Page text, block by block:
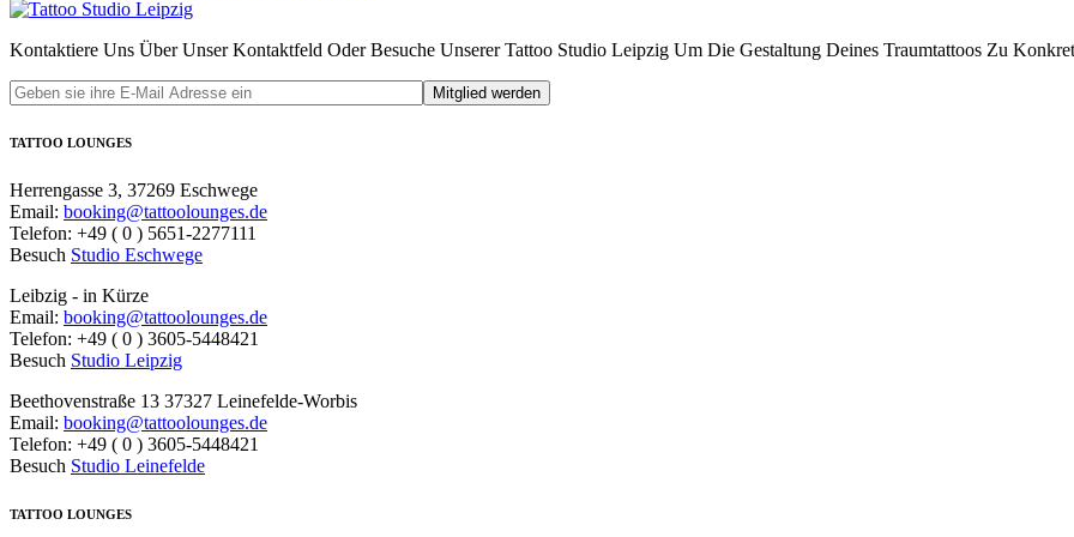
Beitrag:
Kontaktiere Uns Über Unser Kontaktfeld Oder Besuche Unserer Tattoo Studio Leipzig Um Die Gestaltung Deines Traumtattoos Zu
TATTOO LOUNGES
Herrengasse 3, 37269 Eschwege
Email: booking@tattoolounges.de
Telefon: +49 ( 0 ) 5651-2277111
Besuch Studio Eschwege
Leibzig - in Kürze
Email: booking@tattoolounges.de
Telefon: +49 ( 0 ) 3605-5448421
Besuch Studio Leipzig
Beethovenstraße 13 37327 Leinefelde-Worbis
Email: booking@tattoolounges.de
Telefon: +49 ( 0 ) 3605-5448421
Besuch Studio Leinefelde
TATTOO LOUNGES